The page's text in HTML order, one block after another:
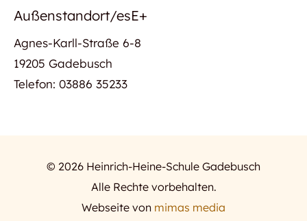
Außenstandort/esE+
Agnes-Karll-Straße 6-8
19205 Gadebusch
Telefon: 03886 35233
© 2026 Heinrich-Heine-Schule Gadebusch
Alle Rechte vorbehalten.
Webseite von mimas media